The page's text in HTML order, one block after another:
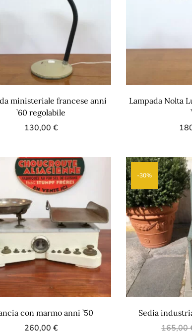
ministeriale francese anni
’60 regolabile
130,00 €
Lampada Nolta
con marmo anni ’50
260,00 €
-30%
Sedia
165,00